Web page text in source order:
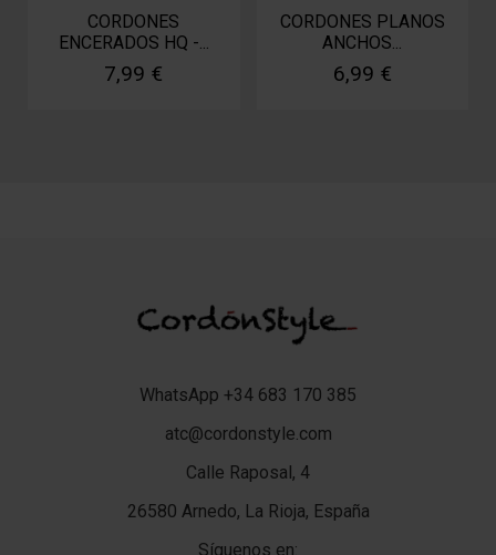
CORDONES
ENCERADOS HQ -...
7,99 €
CORDONES PLANOS
ANCHOS...
6,99 €
WhatsApp +34 683 170 385
atc@cordonstyle.com
Calle Raposal, 4
26580 Arnedo, La Rioja, España
Síguenos en: